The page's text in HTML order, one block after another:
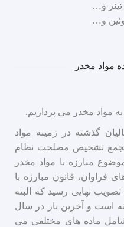
تینر و…
و…
مواد مخدر
به مواد مخدر می پردازیم.
گذشته در زمینه مواد
تشخیص مصلحت نظام
مبارزه با مواد مخدر
قانون مبارزه با
مخدر در تاریخ ۱۳۶۷/۸/۳ به تصویب نهایی رسید که البته
است و آخرین بار در سال
ماده های مختلفی می